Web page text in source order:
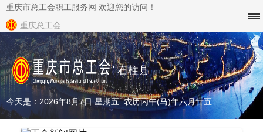
重庆市总工会职工服务网 欢迎您的访问！
重庆总工会
石柱县
今天是：2026年8月7日 星期五 农历丙午(马)年六月廿五